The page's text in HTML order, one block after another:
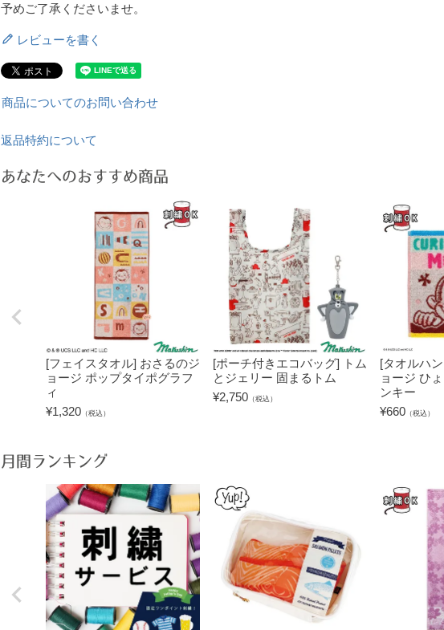
予めご了承くださいませ。
レビューを書く
商品についてのお問い合わせ
返品特約について
あなたへのおすすめ商品
[フェイスタオル] おさるのジ
ョージ ポップタイポグラフ
ィ
¥1,320 （税込）
[ポーチ付きエコバッグ] トム
とジェリー 固まるトム
¥2,750 （税込）
[タオルハ
ョージ ひ
ンキー
¥660 （税込）
月間ランキング